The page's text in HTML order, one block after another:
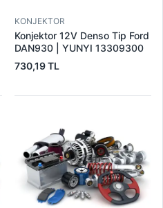
KONJEKTOR
Konjektor 12V Denso Tip Ford
DAN930 | YUNYI 13309300
730,19 TL